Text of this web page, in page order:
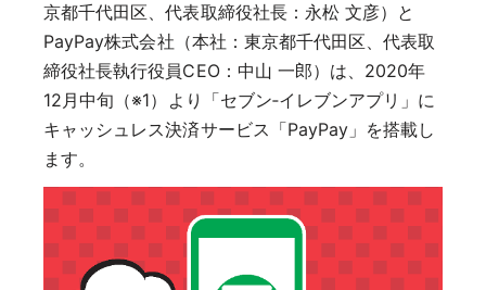
京都千代田区、代表取締役社長：永松 文彦）と
PayPay株式会社（本社：東京都千代田区、代表取
締役社長執行役員CEO：中山 一郎）は、2020年
12月中旬（※1）より「セブン‐イレブンアプリ」に
キャッシュレス決済サービス「PayPay」を搭載し
ます。